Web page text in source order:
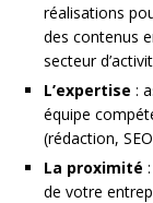
réalisations
des contenus
secteur
L’expertise :
équipe
(rédaction,
La proximité
de votre